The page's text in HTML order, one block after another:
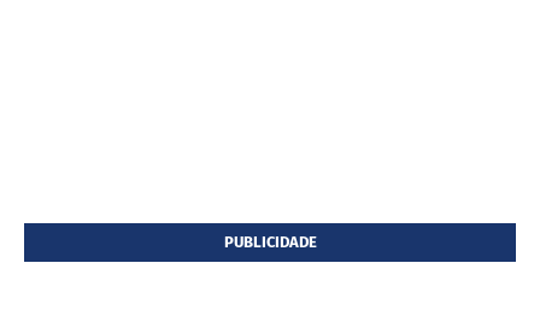
PUBLICIDADE